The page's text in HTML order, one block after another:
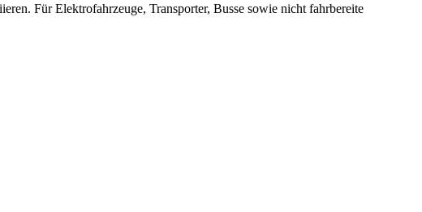
Für Elektrofahrzeuge, Transporter, Busse sowie nicht fahrbereite